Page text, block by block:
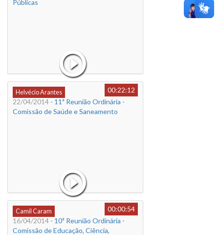
Públicas
Helvécio Arantes
00:22:12
22/04/2014 - 11ª Reunião Ordinária -
Comissão de Saúde e Saneamento
Camil Caram
00:00:54
16/04/2014 - 10ª Reunião Ordinária -
Comissão de Educação, Ciência,